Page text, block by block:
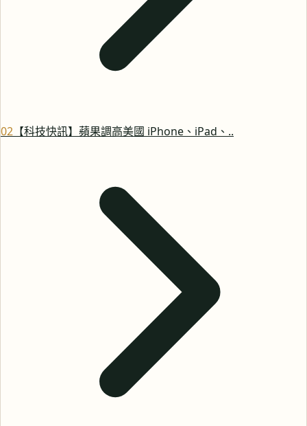
02 【科技快訊】蘋果調高美國 iPhone、iPad、..